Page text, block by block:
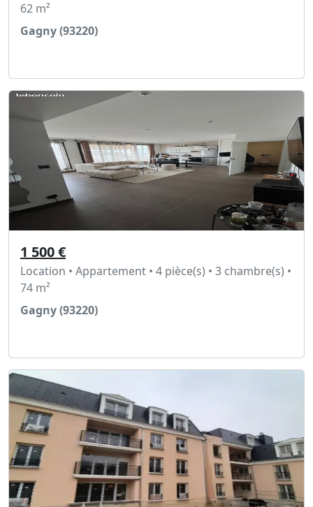
62 m²
Gagny (93220)
1 500 €
Location • Appartement • 4 pièce(s) • 3 chambre(s) •
74 m²
Gagny (93220)